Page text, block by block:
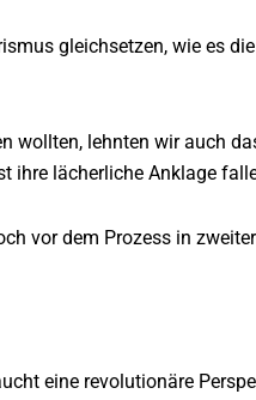
gleichsetzen, wie es
wollten, lehnten wir auch
ihre lächerliche Anklage
vor dem Prozess in
eine revolutionäre